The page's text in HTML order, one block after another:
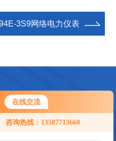
在线交流
咨询热线：13587713660
3S9网络电力仪表